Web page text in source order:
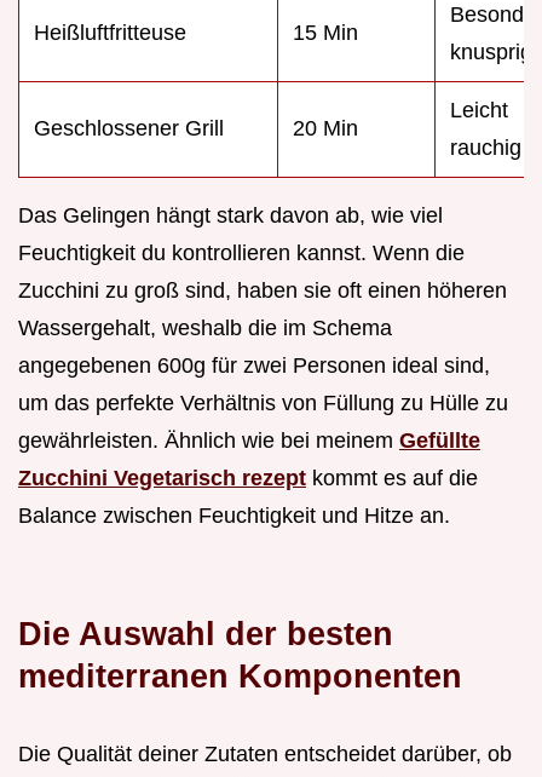
Heißluftfritteuse 15 Min
knusprig
Geschlossener Grill 20 Min
Leicht
rauchig
Das Gelingen hängt stark davon ab, wie viel
Feuchtigkeit du kontrollieren kannst. Wenn die
Zucchini zu groß sind, haben sie oft einen höheren
Wassergehalt, weshalb die im Schema
angegebenen 600g für zwei Personen ideal sind,
um das perfekte Verhältnis von Füllung zu Hülle zu
gewährleisten. Ähnlich wie bei meinem Gefüllte
Zucchini Vegetarisch rezept kommt es auf die
Balance zwischen Feuchtigkeit und Hitze an.
Die Auswahl der besten
mediterranen Komponenten
Die Qualität deiner Zutaten entscheidet darüber, ob